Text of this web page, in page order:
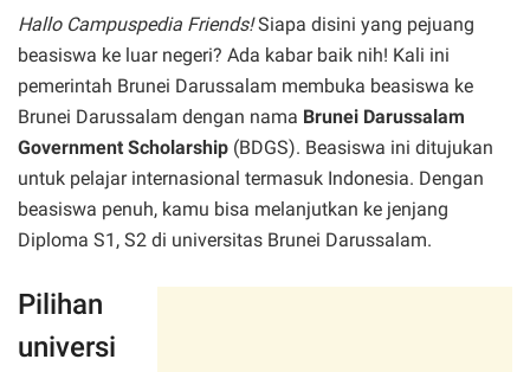
Hallo Campuspedia Friends!Siapa disini yang pejuang
beasiswa ke luar negeri? Ada kabar baik nih! Kali ini
pemerintah Brunei Darussalam membuka beasiswa ke
Brunei Darussalam dengan nama Brunei Darussalam
Government Scholarship (BDGS). Beasiswa ini ditujukan
untuk pelajar internasional termasuk Indonesia. Dengan
beasiswa penuh, kamu bisa melanjutkan ke jenjang
Diploma S1, S2 di universitas Brunei Darussalam.
Pilihan
universi